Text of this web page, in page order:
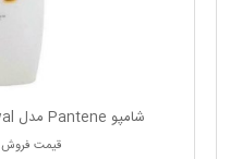
شامپو Pantene مدل Daily Moisture Renewal
قیمت فروش